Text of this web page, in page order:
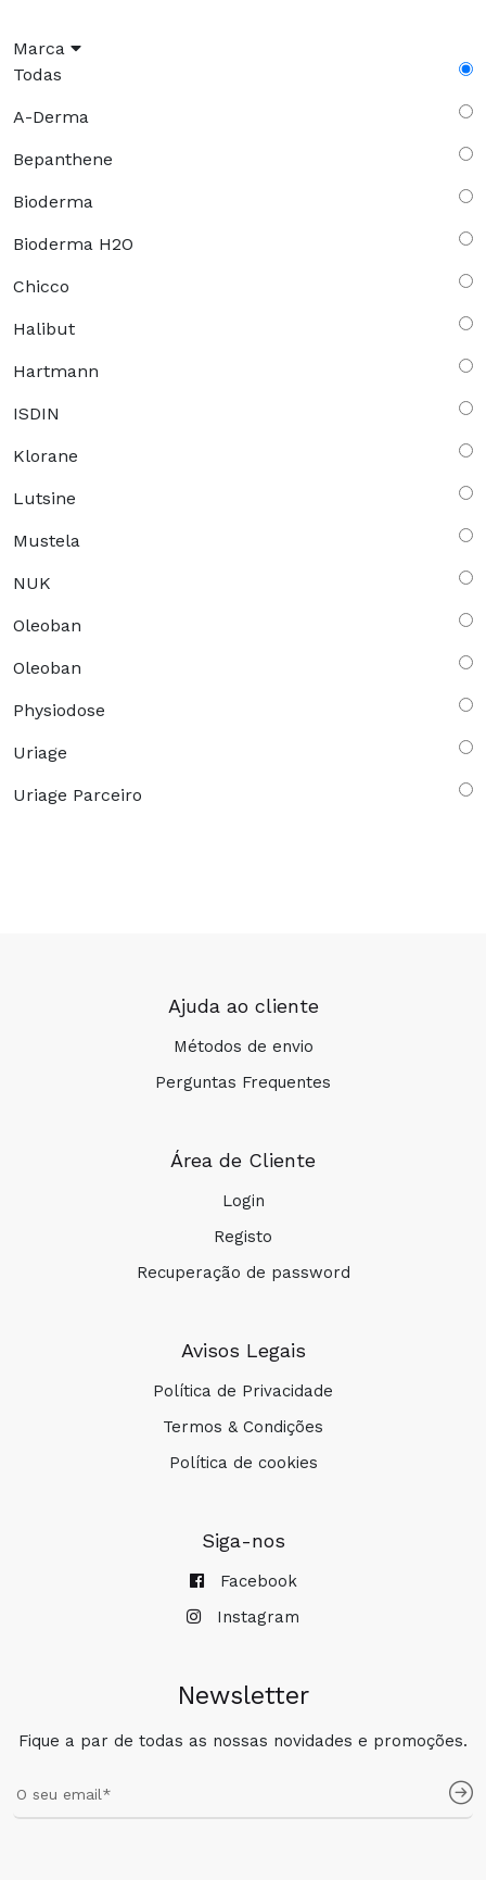
Marca
Todas
A-Derma
Bepanthene
Bioderma
Bioderma H2O
Chicco
Halibut
Hartmann
ISDIN
Klorane
Lutsine
Mustela
NUK
Oleoban
Oleoban
Physiodose
Uriage
Uriage Parceiro
Ajuda ao cliente
Métodos de envio
Perguntas Frequentes
Área de Cliente
Login
Registo
Recuperação de password
Avisos Legais
Política de Privacidade
Termos & Condições
Política de cookies
Siga-nos
Facebook
Instagram
Newsletter
Fique a par de todas as nossas novidades e promoções.